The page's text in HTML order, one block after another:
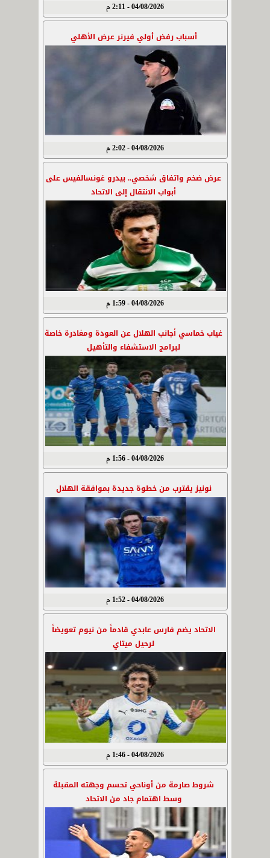
04/08/2026 - 2:11 م
أسباب رفض أولي فيرنر عرض الأهلي
04/08/2026 - 2:02 م
عرض ضخم واتفاق شخصي.. بيدرو غونسالفيس على
أبواب الانتقال إلى الاتحاد
04/08/2026 - 1:59 م
غياب خماسي أجانب الهلال عن العودة ومغادرة خاصة
لبرامج الاستشفاء والتأهيل
04/08/2026 - 1:56 م
نونيز يقترب من خطوة جديدة بموافقة الهلال
04/08/2026 - 1:52 م
الاتحاد يضم فارس عابدي قادماً من نيوم تعويضاً
لرحيل ميتاي
04/08/2026 - 1:46 م
شروط صارمة من أوناحي تحسم وجهته المقبلة
وسط اهتمام جاد من الاتحاد